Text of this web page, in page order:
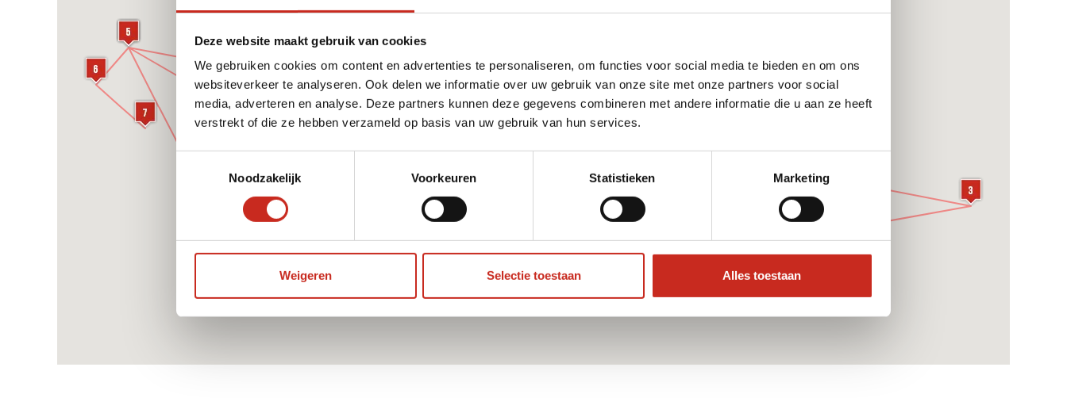
Deze website maakt gebruik van cookies
We gebruiken cookies om content en advertenties te personaliseren, om functies voor social media te bieden en om ons
websiteverkeer te analyseren. Ook delen we informatie over uw gebruik van onze site met onze partners voor social
media, adverteren en analyse. Deze partners kunnen deze gegevens combineren met andere informatie die u aan ze heeft
verstrekt of die ze hebben verzameld op basis van uw gebruik van hun services.
Noodzakelijk
Voorkeuren Statistieken Marketing
Weigeren Selectie toestaan Alles toestaan
Dag 8: Jinhu Hot Spring – trekking
Nayapul (915 m. 2 uur) – transfer Pokhara